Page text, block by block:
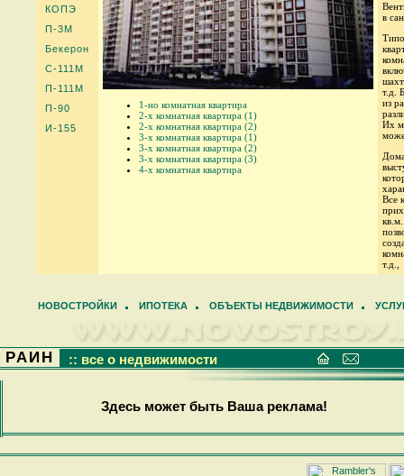
КОПЭ
П-3М
Бекерон
С-111М
П-111М
П-90
И-155
1-но комнатная квартира
2-х комнатная квартира (1)
2-х комнатная квартира (2)
3-х комнатная квартира (1)
3-х комнатная квартира (2)
3-х комнатная квартира (3)
4-х комнатная квартира
в
т.д.
из
Их
Все
т.д.,
НОВОСТРОЙКИ ИПОТЕКА ОБЪЕКТЫ НЕДВИЖИМОСТИ
РАИН :: все о недвижимости
Здесь может быть Ваша реклама!